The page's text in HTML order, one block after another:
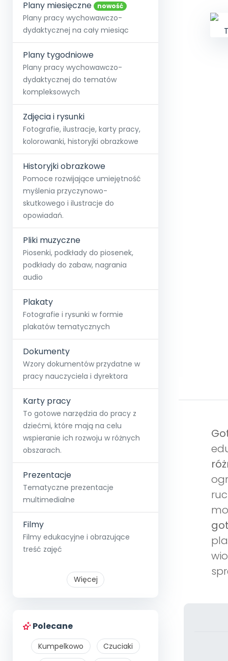
Społeczność
+48 12 631 04 10
kontakt@blizejprzedszkola.pl
O miesięczniku
Strona główna
O Akademii
Akademia
Poznaj pakiet MAX
Testuj przez 7 dni Pełen
Wszystkie projekty
Skontaktuj się
Dodaj wpis
Plany miesięczne nowość
Plany pracy wychowawczo-
dydaktycznej na cały miesiąc
Plany tygodniowe
Plany pracy wychowawczo-
dydaktycznej do tematów
kompleksowych
Zdjęcia i rysunki
Fotografie, ilustracje, karty pracy,
kolorowanki, historyjki obrazkowe
Historyjki obrazkowe
Pomoce rozwijające umiejętność
myślenia przyczynowo-
skutkowego i ilustracje do
opowiadań.
Pliki muzyczne
Piosenki, podkłady do piosenek,
podkłady do zabaw, nagrania
audio
Plakaty
Fotografie i rysunki w formie
plakatów tematycznych
Dokumenty
Wzory dokumentów przydatne w
pracy nauczyciela i dyrektora
Karty pracy
To gotowe narzędzia do pracy z
dziećmi, które mają na celu
wspieranie ich rozwoju w różnych
obszarach.
Prezentacje
Tematyczne prezentacje
multimedialne
Filmy
Filmy edukacyjne i obrazujące
treść zajęć
Więcej
Polecane
Kumpelkowo
Czuciaki